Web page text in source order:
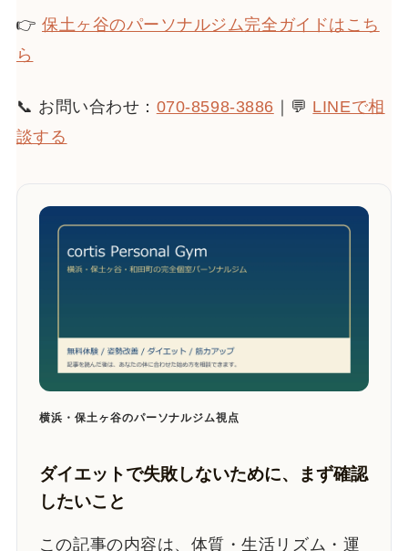
👉 保土ヶ谷のパーソナルジム完全ガイドはこち
ら
📞 お問い合わせ： 070-8598-3886 ｜💬 LINEで相
談する
横浜・保土ヶ谷のパーソナルジム視点
ダイエットで失敗しないために、まず確認
したいこと
この記事の内容は、体質・生活リズム・運